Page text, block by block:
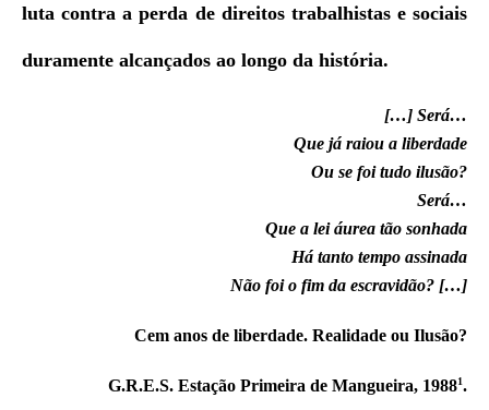
luta contra a perda de direitos trabalhistas e sociais
duramente alcançados ao longo da história.
[…] Será…
Que já raiou a liberdade
Ou se foi tudo ilusão?
Será…
Que a lei áurea tão sonhada
Há tanto tempo assinada
Não foi o fim da escravidão? […]
Cem anos de liberdade. Realidade ou Ilusão?
G.R.E.S. Estação Primeira de Mangueira, 19881.